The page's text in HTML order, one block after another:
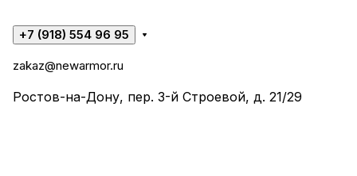
+7 (918) 554 96 95
zakaz@newarmor.ru
Ростов-на-Дону, пер. 3-й Строевой, д. 21/29